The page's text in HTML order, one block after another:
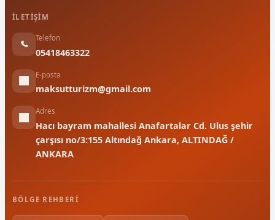
İLETIŞIM
Telefon
05418463322
E-posta
maksutturizm@gmail.com
Adres
Hacı bayram mahallesi Anafartalar Cd. Ulus şehir
çarşısı no/3:155 Altındağ Ankara, ALTINDAĞ /
ANKARA
BÖLGE REHBERI